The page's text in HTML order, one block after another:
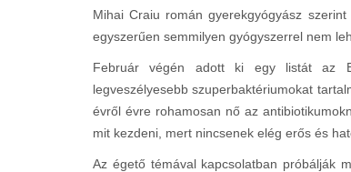
Mihai Craiu román gyerekgyógyász
egyszerűen semmilyen gyógyszerrel nem
Február végén adott ki egy listát az
legveszélyesebb szuperbaktériumokat
évről évre rohamosan nő az
mit kezdeni, mert nincsenek elég erős és
Az égető témával kapcsolatban próbálják